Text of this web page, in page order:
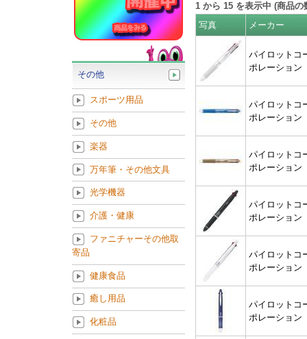
1 から 15 を表示中 (商品
写真
メーカー
パイロットコ
ポレーション
パイロットコ
ポレーション
パイロットコ
ポレーション
パイロットコ
ポレーション
パイロットコ
ポレーション
パイロットコ
ポレーション
その他
スポーツ用品
その他
楽器
万年筆・その他文具
光学機器
介護・健康
ファニチャーその他取
寄品
健康食品
癒し用品
化粧品